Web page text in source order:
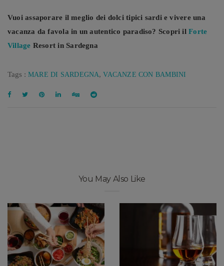
Vuoi assaporare il meglio dei dolci tipici sardi e vivere una
vacanza da favola in un autentico paradiso? Scopri ilForte
Village Resort in Sardegna
Tags : MARE DI SARDEGNA,VACANZE CON BAMBINI
You May Also Like